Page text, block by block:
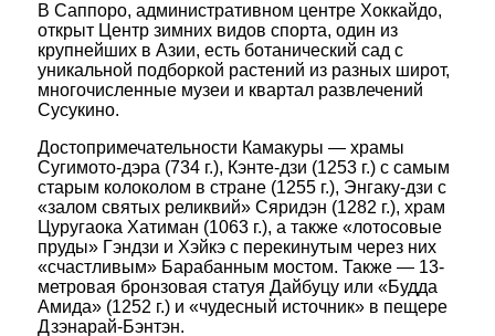
В Саппоро, административном центре Хоккайдо,
открыт Центр зимних видов спорта, один из
крупнейших в Азии, есть ботанический сад с
уникальной подборкой растений из разных широт,
многочисленные музеи и квартал развлечений
Сусукино.
Достопримечательности Камакуры — храмы
Сугимото-дэра (734 г.), Кэнте-дзи (1253 г.) с самым
старым колоколом в стране (1255 г.), Энгаку-дзи с
«залом святых реликвий» Сяридэн (1282 г.), храм
Цуругаока Хатиман (1063 г.), а также «лотосовые
пруды» Гэндзи и Хэйкэ с перекинутым через них
«счастливым» Барабанным мостом. Также — 13-
метровая бронзовая статуя Дайбуцу или «Будда
Амида» (1252 г.) и «чудесный источник» в пещере
Дзэнарай-Бэнтэн.